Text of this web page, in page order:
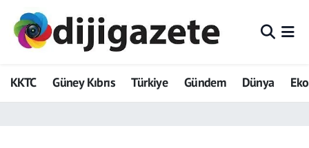
KKTC Güney Kıbrıs Türkiye Gündem Dünya
ADVERTORIAL
Dijigazete
Hava Durumu
Trafik Durumu